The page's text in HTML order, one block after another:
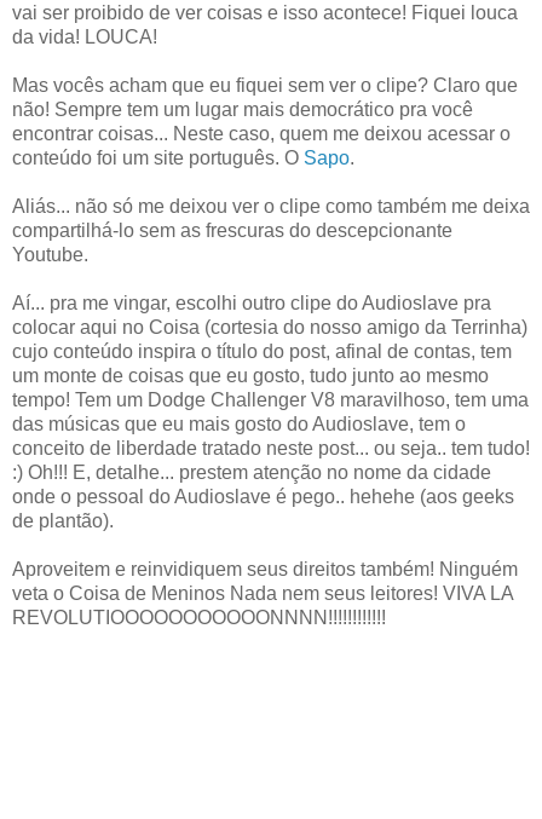
vai ser proibido de ver coisas e isso acontece! Fiquei louca
da vida! LOUCA!
Mas vocês acham que eu fiquei sem ver o clipe? Claro que
não! Sempre tem um lugar mais democrático pra você
encontrar coisas... Neste caso, quem me deixou acessar o
conteúdo foi um site português. O Sapo.
Aliás... não só me deixou ver o clipe como também me deixa
compartilhá-lo sem as frescuras do descepcionante
Youtube.
Aí... pra me vingar, escolhi outro clipe do Audioslave pra
colocar aqui no Coisa (cortesia do nosso amigo da Terrinha)
cujo conteúdo inspira o título do post, afinal de contas, tem
um monte de coisas que eu gosto, tudo junto ao mesmo
tempo! Tem um Dodge Challenger V8 maravilhoso, tem uma
das músicas que eu mais gosto do Audioslave, tem o
conceito de liberdade tratado neste post... ou seja.. tem tudo!
:) Oh!!! E, detalhe... prestem atenção no nome da cidade
onde o pessoal do Audioslave é pego.. hehehe (aos geeks
de plantão).
Aproveitem e reinvidiquem seus direitos também! Ninguém
veta o Coisa de Meninos Nada nem seus leitores! VIVA LA
REVOLUTIOOOOOOOOOOONNNN!!!!!!!!!!!!